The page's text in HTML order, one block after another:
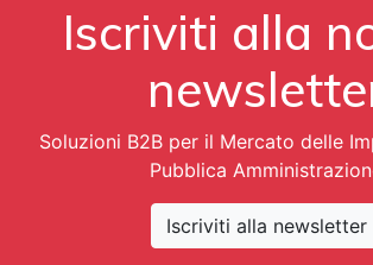
Iscriviti alla
Soluzioni B2B per il Mercato delle
Pubblica
Iscriviti alla newsletter